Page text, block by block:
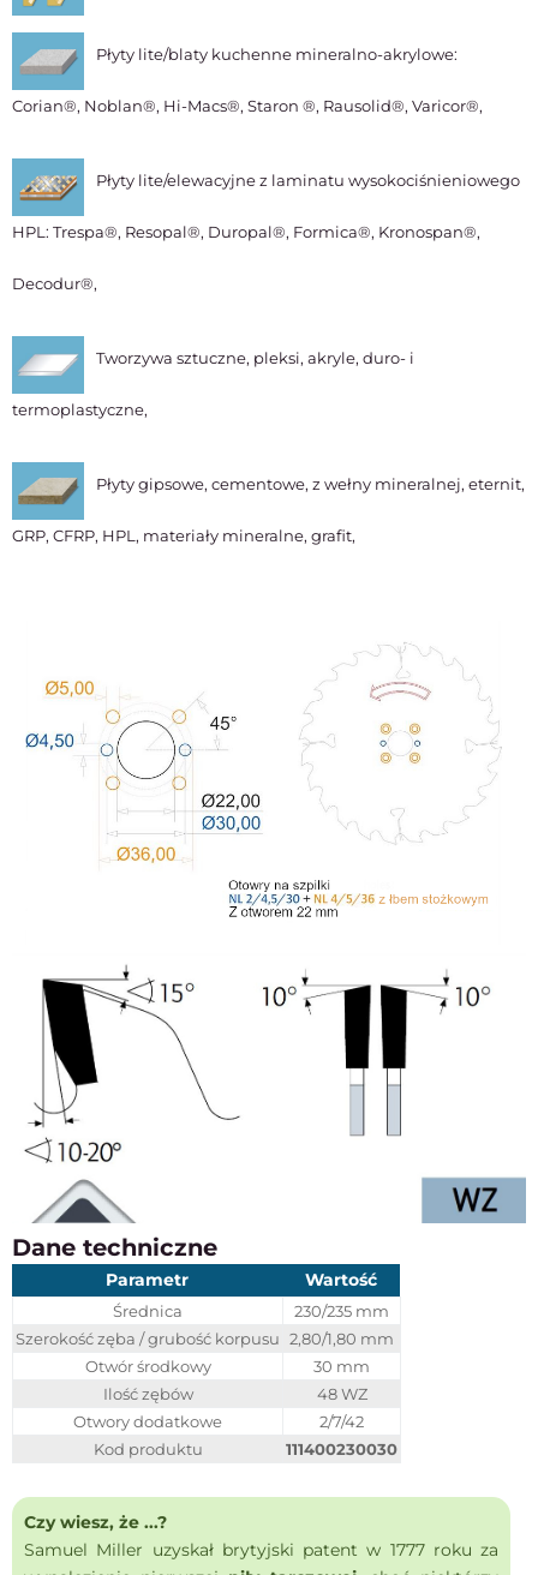
Płyty lite/blaty kuchenne mineralno-akrylowe:
Corian®, Noblan®, Hi-Macs®, Staron ®, Rausolid®, Varicor®,
Płyty lite/elewacyjne z laminatu wysokociśnieniowego
HPL: Trespa®, Resopal®, Duropal®, Formica®, Kronospan®,
Decodur®,
Tworzywa sztuczne, pleksi, akryle, duro- i
termoplastyczne,
Płyty gipsowe, cementowe, z wełny mineralnej, eternit,
GRP, CFRP, HPL, materiały mineralne, grafit,
Dane techniczne
Parametr Wartość
Średnica
230/235 mm
Szerokość zęba / grubość korpusu 2,80/1,80 mm
Otwór środkowy
30 mm
Ilość zębów
48 WZ
Otwory dodatkowe
2/7/42
Kod produktu
111400230030
Czy wiesz, że ...?
Samuel Miller uzyskał brytyjski patent w 1777 roku za